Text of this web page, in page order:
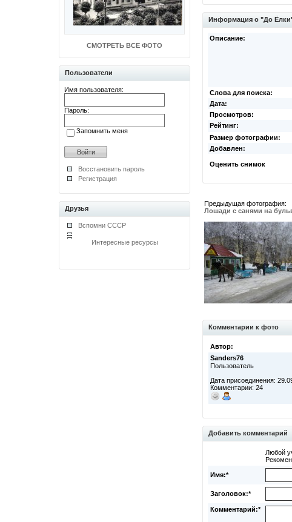
СМОТРЕТЬ ВСЕ ФОТО
Пользователи
Имя пользователя:
Пароль:
Запомнить меня
Восстановить пароль
Регистрация
Друзья
Вспомни СССР
Интересные ресурсы
Информация о "До
Описание:
Слова для поиска:
Дата:
Просмотров:
Рейтинг:
Размер фотографии:
Добавлен:
Оценить снимок
Предыдущая фотография:
Лошади с санями на
Комментарии к фото
Автор:
Sanders76
Пользователь
Дата присоединения:
Комментарии: 24
Добавить комментарий
Любой
Имя:*
Заголовок:*
Комментарий:*